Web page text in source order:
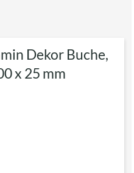
Dekor Buche,
x 25 mm